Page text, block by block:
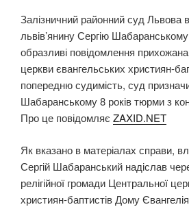
Залізничний районний суд Львова
львівʼянину Сергію
образливі повідомлення
церкви євангельських християн-
попередню судимість, суд
Шабаранському 8 років тюрми з
Про це повідомляє ZAXID.NET
Як вказано в матеріалах справи,
Сергій Шабаранський надіслав
релігійної громади Центральної
християн-баптистів Дому